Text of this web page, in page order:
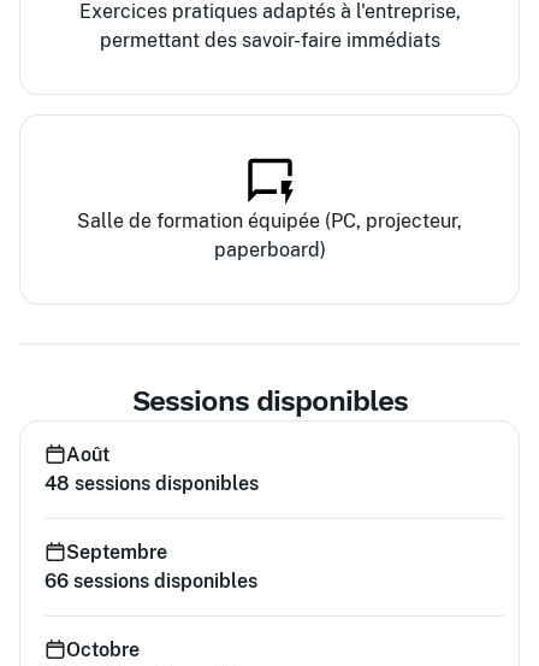
Exercices pratiques adaptés à l'entreprise,
permettant des savoir-faire immédiats
Salle de formation équipée (PC, projecteur,
paperboard)
Sessions disponibles
Août
48 sessions disponibles
Septembre
66 sessions disponibles
Octobre